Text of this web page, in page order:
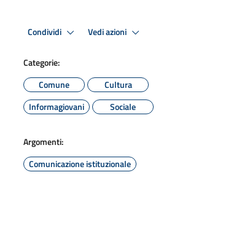
Condividi Vedi azioni
Categorie:
Comune
Cultura
Informagiovani
Sociale
Argomenti:
Comunicazione istituzionale